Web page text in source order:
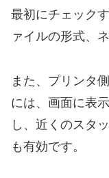
最初にチェック
ァイルの形式、
また、プリンタ
には、画面に表
し、近くのスタ
も有効です。